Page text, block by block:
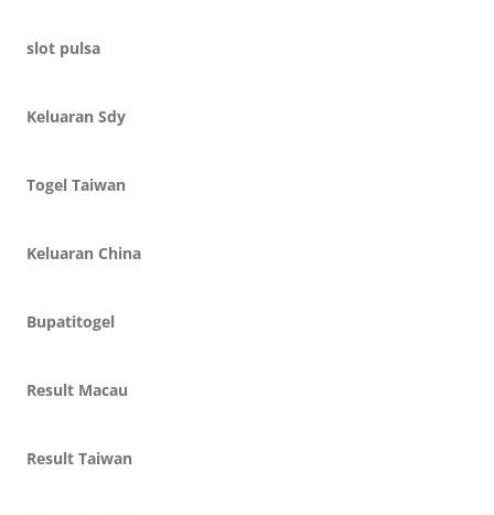
slot pulsa
Keluaran Sdy
Togel Taiwan
Keluaran China
Bupatitogel
Result Macau
Result Taiwan